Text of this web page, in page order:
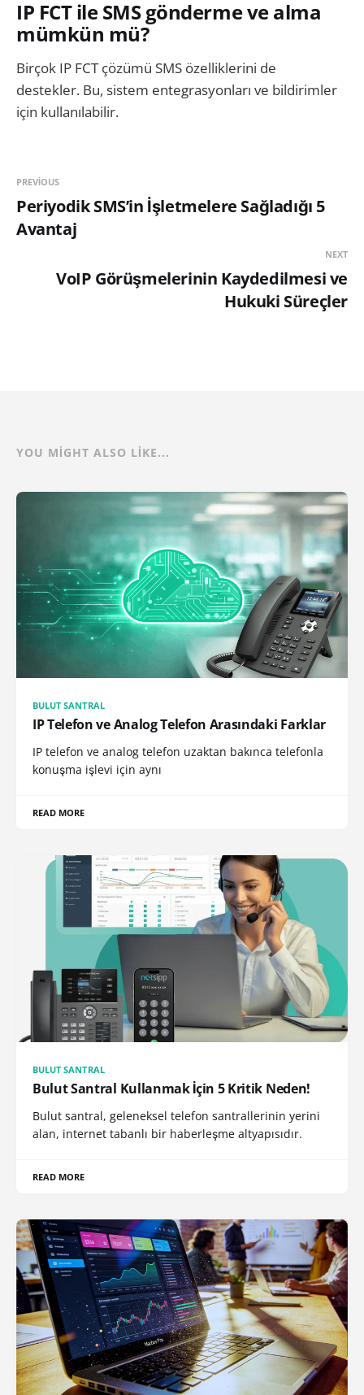
IP FCT ile SMS gönderme ve alma
mümkün mü?
Birçok IP FCT çözümü SMS özelliklerini de
destekler. Bu, sistem entegrasyonları ve bildirimler
için kullanılabilir.
PREVIOUS
Periyodik SMS’in İşletmelere Sağladığı 5
Avantaj
NEXT
VoIP Görüşmelerinin Kaydedilmesi ve
Hukuki Süreçler
YOU MIGHT ALSO LIKE...
BULUT SANTRAL
IP Telefon ve Analog Telefon Arasındaki Farklar
IP telefon ve analog telefon uzaktan bakınca telefonla
konuşma işlevi için aynı
READ MORE
BULUT SANTRAL
Bulut Santral Kullanmak İçin 5 Kritik Neden!
Bulut santral, geleneksel telefon santrallerinin yerini
alan, internet tabanlı bir haberleşme altyapısıdır.
READ MORE